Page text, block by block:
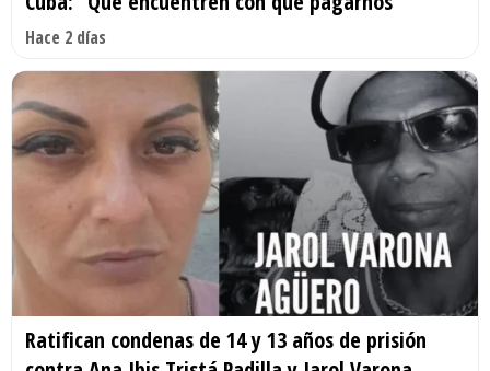
Hace 2 días
Ratifican condenas de 14 y 13 años de prisión